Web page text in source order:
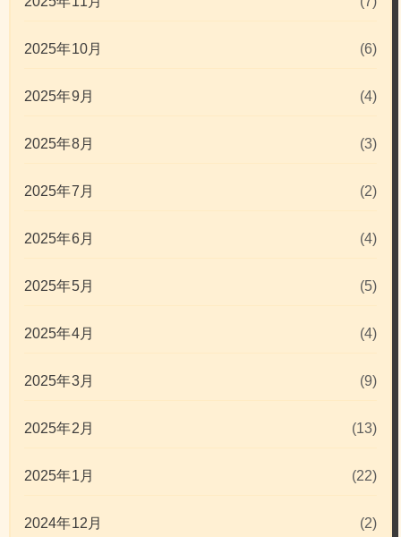
2025年10月 (6)
2025年9月 (4)
2025年8月 (3)
2025年7月 (2)
2025年6月 (4)
2025年5月 (5)
2025年4月 (4)
2025年3月 (9)
2025年2月 (13)
2025年1月 (22)
2024年12月 (2)